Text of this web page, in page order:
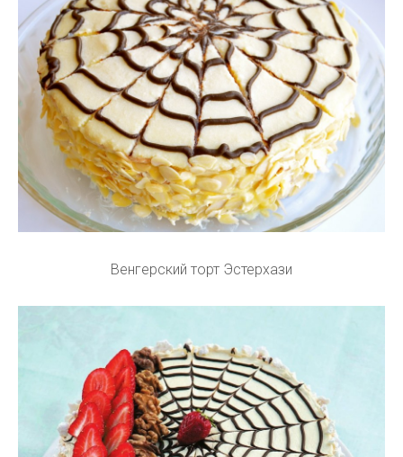
Венгерский торт Эстерхази